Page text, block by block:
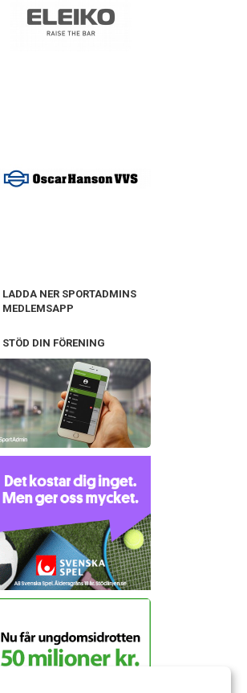
LADDA NER SPORTADMINS
MEDLEMSAPP
STÖD DIN FÖRENING